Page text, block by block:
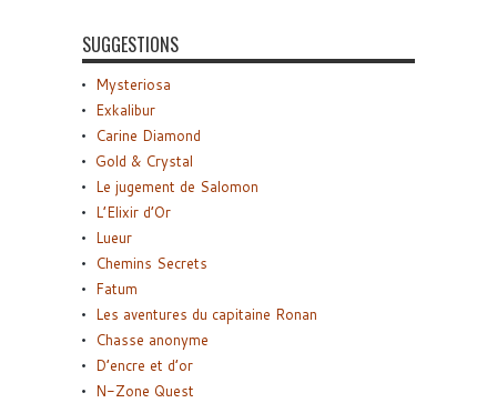
SUGGESTIONS
Mysteriosa
Exkalibur
Carine Diamond
Gold & Crystal
Le jugement de Salomon
L’Elixir d’Or
Lueur
Chemins Secrets
Fatum
Les aventures du capitaine Ronan
Chasse anonyme
D’encre et d’or
N-Zone Quest